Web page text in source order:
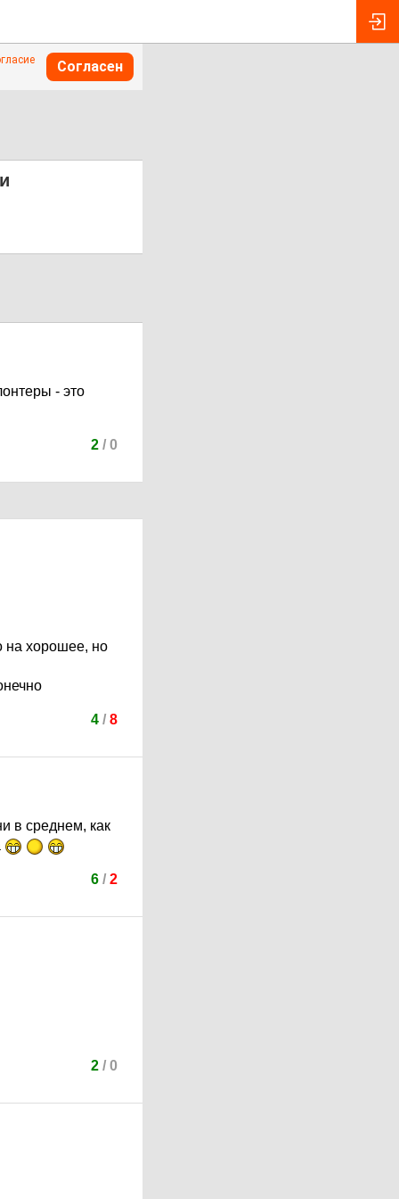
Согласен
- это
2/ 0
на хорошее, но
4/ 8
в среднем, как
6/ 2
2/ 0